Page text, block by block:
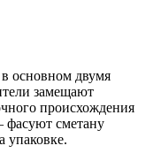
основном двумя
замещают
происхождения
фасуют сметану
упаковке.